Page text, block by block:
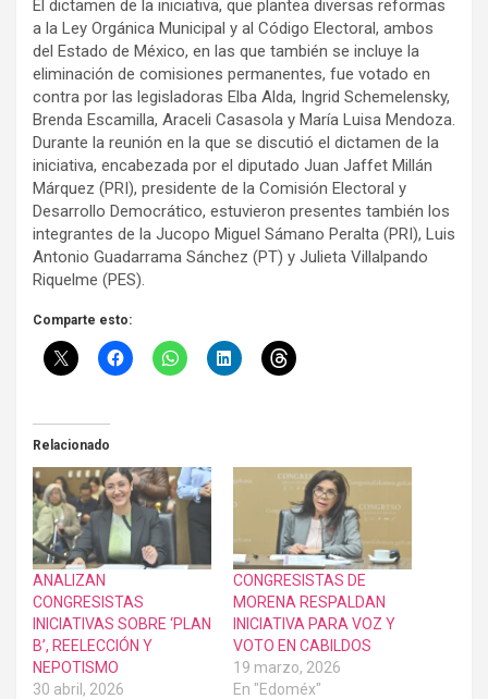
El dictamen de la iniciativa, que plantea diversas reformas
a la Ley Orgánica Municipal y al Código Electoral, ambos
del Estado de México, en las que también se incluye la
eliminación de comisiones permanentes, fue votado en
contra por las legisladoras Elba Alda, Ingrid Schemelensky,
Brenda Escamilla, Araceli Casasola y María Luisa Mendoza.
Durante la reunión en la que se discutió el dictamen de la
iniciativa, encabezada por el diputado Juan Jaffet Millán
Márquez (PRI), presidente de la Comisión Electoral y
Desarrollo Democrático, estuvieron presentes también los
integrantes de la Jucopo Miguel Sámano Peralta (PRI), Luis
Antonio Guadarrama Sánchez (PT) y Julieta Villalpando
Riquelme (PES).
Comparte esto:
Relacionado
ANALIZAN
CONGRESISTAS
INICIATIVAS SOBRE ‘PLAN
B’, REELECCIÓN Y
NEPOTISMO
30 abril, 2026
CONGRESISTAS DE
MORENA RESPALDAN
INICIATIVA PARA VOZ Y
VOTO EN CABILDOS
19 marzo, 2026
En "Edoméx"